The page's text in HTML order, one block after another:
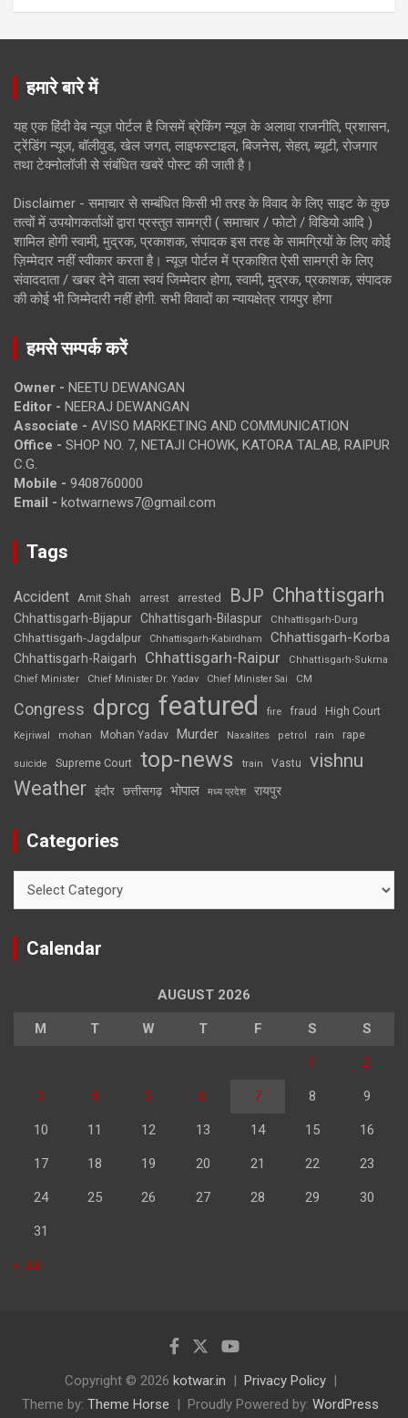
हमारे बारे में
यह एक हिंदी वेब न्यूज़ पोर्टल है जिसमें ब्रेकिंग न्यूज़ के अलावा राजनीति, प्रशासन,
ट्रेंडिंग न्यूज, बॉलीवुड, खेल जगत, लाइफस्टाइल, बिजनेस, सेहत, ब्यूटी, रोजगार
तथा टेक्नोलॉजी से संबंधित खबरें पोस्ट की जाती है।
Disclaimer - समाचार से सम्बंधित किसी भी तरह के विवाद के लिए साइट के कुछ
तत्वों में उपयोगकर्ताओं द्वारा प्रस्तुत सामग्री ( समाचार / फोटो / विडियो आदि )
शामिल होगी स्वामी, मुद्रक, प्रकाशक, संपादक इस तरह के सामग्रियों के लिए कोई
ज़िम्मेदार नहीं स्वीकार करता है। न्यूज़ पोर्टल में प्रकाशित ऐसी सामग्री के लिए
संवाददाता / खबर देने वाला स्वयं जिम्मेदार होगा, स्वामी, मुद्रक, प्रकाशक, संपादक
की कोई भी जिम्मेदारी नहीं होगी. सभी विवादों का न्यायक्षेत्र रायपुर होगा
हमसे सम्पर्क करें
Owner - NEETU DEWANGAN
Editor - NEERAJ DEWANGAN
Associate - AVISO MARKETING AND COMMUNICATION
Office - SHOP NO. 7, NETAJI CHOWK, KATORA TALAB, RAIPUR
C.G.
Mobile - 9408760000
Email - kotwarnews7@gmail.com
Tags
Accident Amit Shah arrest arrested BJP Chhattisgarh
Chhattisgarh-Bijapur Chhattisgarh-Bilaspur Chhattisgarh-Durg
Chhattisgarh-Jagdalpur Chhattisgarh-Kabirdham Chhattisgarh-Korba
Chhattisgarh-Raigarh Chhattisgarh-Raipur
Chhattisgarh-Sukma
Chief Minister
Chief Minister Dr. Yadav Chief Minister Sai CM
Congress dprcg featured fire fraud High Court
Kejriwal mohan Mohan Yadav Murder Naxalites petrol rain rape
suicide Supreme Court top-news train Vastu vishnu
Weather इंदौर छत्तीसगढ़ भोपाल मध्य प्रदेश रायपुर
Categories
Calendar
AUGUST 2026
M T W T F S S
1 2
3 4 5 6 7 8 9
10 11 12 13 14 15 16
17 18 19 20 21 22 23
24 25 26 27 28 29 30
31
« Jul
Copyright © 2026 kotwar.in
Privacy Policy
Theme by: Theme Horse Proudly Powered by: WordPress